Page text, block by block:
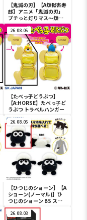
【鬼滅の刃】【A煉獄杏寿
郎】アニメ「鬼滅の刃」
プチっと灯りマス～煉獄
杏寿郎・胡蝶しのぶ～
26.08.05
【たべっ子どうぶつ】
【A:HORSE】たべっ子ど
うぶつ トラベルハンガー
26.08.05
【ひつじのショーン】【A
ショーン(ノーマル)】ひ
つじのショーン BS スマ
ホショーンルダー
26.08.03